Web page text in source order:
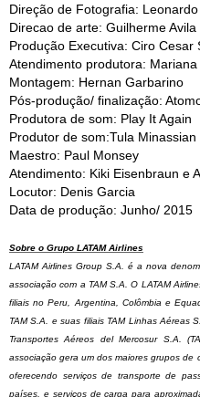
Direção de Fotografia:
Direcao de arte: Guilherme Avila
Produção Executiva: Ciro Cesar
Atendimento produtora:
Montagem: Hernan Garbarino
Pós-produção/ finalização:
Produtora de som: Play It Again
Produtor de som:Tula
Maestro: Paul Monsey
Atendimento: Kiki Eisenbraun e
Locutor: Denis Garcia
Data de produção: Junho/ 2015
Sobre o Grupo LATAM Airlines
LATAM Airlines Group S.A. é a nova
associação com a TAM S.A. O LATAM
filiais no Peru, Argentina, Colômbia e
TAM S.A. e suas filiais TAM Linhas Aéreas
Transportes Aéreos del Mercosur S.A.
associação gera um dos maiores grupos de
oferecendo serviços de transporte de
países, e serviços de carga para